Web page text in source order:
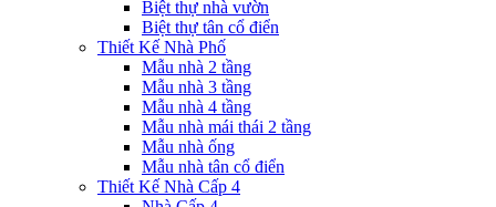
Biệt thự nhà vườn
Biệt thự tân cổ điển
Thiết Kế Nhà Phố
Mẫu nhà 2 tầng
Mẫu nhà 3 tầng
Mẫu nhà 4 tầng
Mẫu nhà mái thái 2 tầng
Mẫu nhà ống
Mẫu nhà tân cổ điển
Thiết Kế Nhà Cấp 4